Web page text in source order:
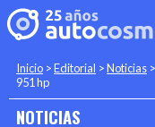
Inicio >Editorial >Noticias >
951 hp
NOTICIAS